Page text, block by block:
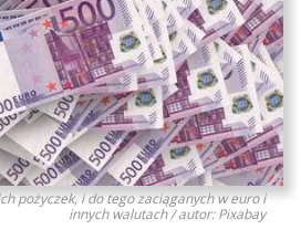
pożyczek, i do tego zaciąganych w euro i
innych walutach / autor: Pixabay